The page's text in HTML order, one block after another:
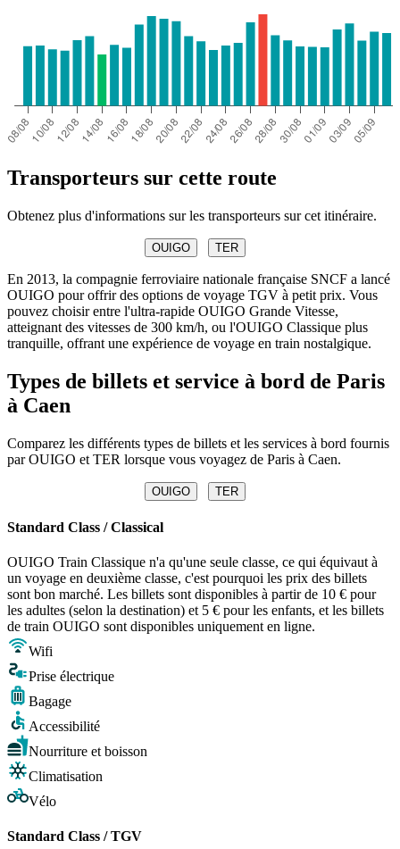
Transporteurs sur cette route
Obtenez plus d'informations sur les transporteurs sur cet itinéraire.
OUIGO TER
En 2013, la compagnie ferroviaire nationale française SNCF a lancé
OUIGO pour offrir des options de voyage TGV à petit prix. Vous
pouvez choisir entre l'ultra-rapide OUIGO Grande Vitesse,
atteignant des vitesses de 300 km/h, ou l'OUIGO Classique plus
tranquille, offrant une expérience de voyage en train nostalgique.
Types de billets et service à bord de Paris
à Caen
Comparez les différents types de billets et les services à bord fournis
par OUIGO et TER lorsque vous voyagez de Paris à Caen.
OUIGO TER
Standard Class / Classical
OUIGO Train Classique n'a qu'une seule classe, ce qui équivaut à
un voyage en deuxième classe, c'est pourquoi les prix des billets
sont bon marché. Les billets sont disponibles à partir de 10 € pour
les adultes (selon la destination) et 5 € pour les enfants, et les billets
de train OUIGO sont disponibles uniquement en ligne.
Wifi
Prise électrique
Bagage
Accessibilité
Nourriture et boisson
Climatisation
Vélo
Standard Class / TGV